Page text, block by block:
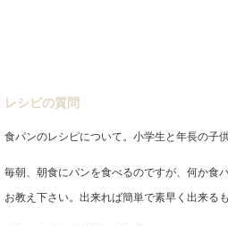
レシピの質問
食パンのレシピについて。小学生と年長の子供
毎朝、朝食にパンを食べるのですが、何か食
お教え下さい。出来れば簡単で素早く出来る